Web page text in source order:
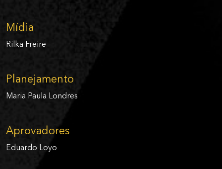
Mídia
Rilka Freire
Planejamento
Maria Paula Londres
Aprovadores
Eduardo Loyo